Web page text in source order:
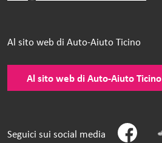
Al sito web di Auto-Aiuto Ticino
Al sito web di Auto-Aiuto Ticino
Seguici sui social media